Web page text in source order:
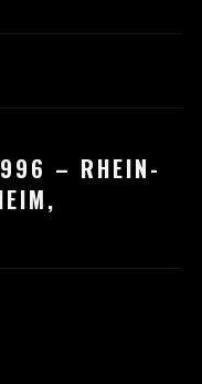
– RHEIN-